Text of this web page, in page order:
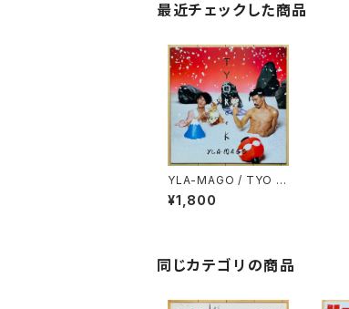
最近チェックした商品
YLA-MAGO / TYO R
OCK
¥1,800
同じカテゴリの商品